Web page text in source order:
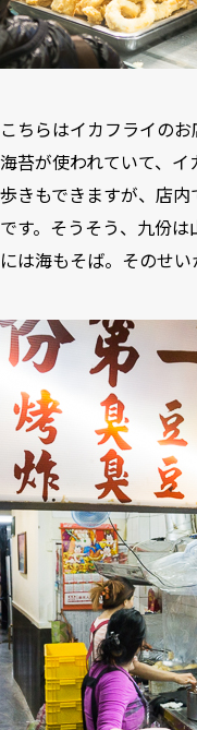
こちらはイカフライの
海苔が使われていて、
歩きもできますが、店
です。そうそう、九份
には海もそば。そのせい